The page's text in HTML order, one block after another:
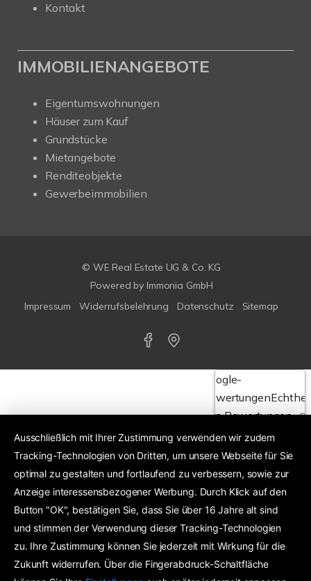
Kontakt
IMMOBILIENANGEBOTE
Eigentumswohnungen
Häuser zum Kauf
Grundstücke
Mietangebote
Renditeobjekte
Gewerbeimmobilien
© WE Real Estate UG & Co. KG
Powered by Immonia GmbH
Impressum
Widerrufsbelehrung Datenschutz Sitemap
Google-
Bewertungen
von Bewertungen
4,6
Exzellent
24 Google-Bewertungen
Ausschließlich mit Ihrer Zustimmung verwenden wir zudem
Tracking-Technologien von Dritten, um unsere Webseite für Sie
optimal zu gestalten und fortlaufend zu verbessern, sowie zur
Anzeige interessensbezogener Werbung. Durch Klick auf den
Button "OK", bestätigen Sie, dass Sie über 16 Jahre alt sind
und stimmen der Verwendung dieser Tracking-Technologien
zu. Ihre Zustimmung können Sie jederzeit mit Wirkung für die
Zukunft widerrufen. Über die Fingerabdruck-Schaltfläche